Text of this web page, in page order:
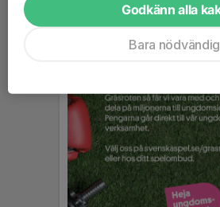
Godkänn alla
Bara